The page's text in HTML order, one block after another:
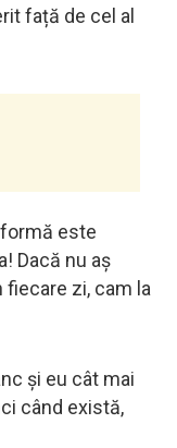
față de cel al
este
Dacă nu aș
fiecare zi, cam la
și eu cât mai
când există,